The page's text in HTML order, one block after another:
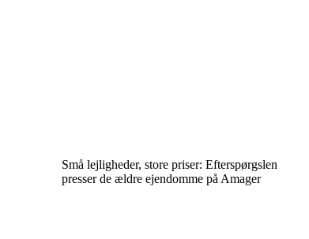
Små lejligheder, store priser: Efterspørgslen
presser de ældre ejendomme på Amager